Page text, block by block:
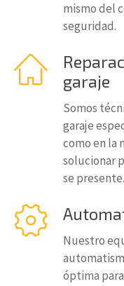
mismo del
seguridad.
garaje
Somos
garaje
como en la
solucionar
se presente.
Nuestro
óptima